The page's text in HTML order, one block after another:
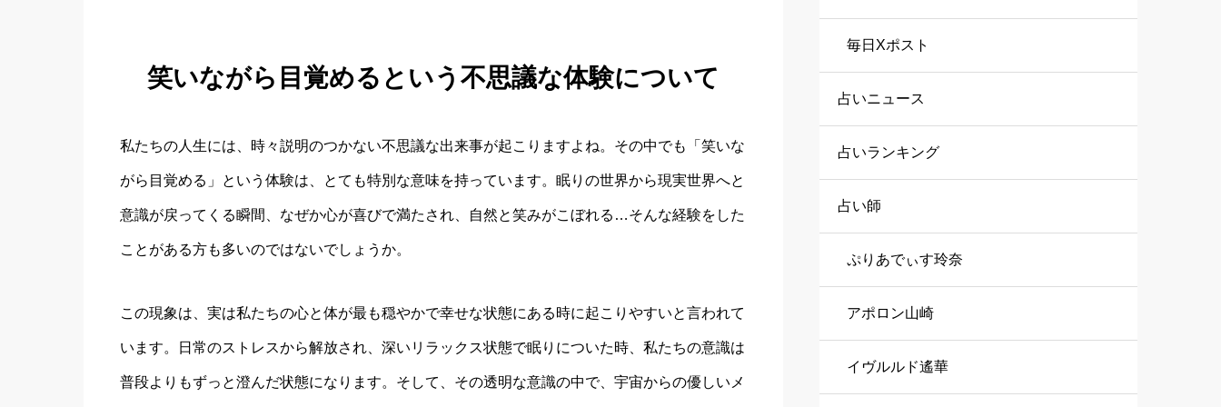
笑いながら目覚めるという不思議な体験について
私たちの人生には、時々説明のつかない不思議な出来事が起こりますよね。その中でも「笑いな
がら目覚める」という体験は、とても特別な意味を持っています。眠りの世界から現実世界へと
意識が戻ってくる瞬間、なぜか心が喜びで満たされ、自然と笑みがこぼれる…そんな経験をした
ことがある方も多いのではないでしょうか。
この現象は、実は私たちの心と体が最も穏やかで幸せな状態にある時に起こりやすいと言われて
います。日常のストレスから解放され、深いリラックス状態で眠りについた時、私たちの意識は
普段よりもずっと澄んだ状態になります。そして、その透明な意識の中で、宇宙からの優しいメ
毎日Xポスト
占いニュース
占いランキング
占い師
ぷりあでぃす玲奈
アポロン山崎
イヴルルド遙華